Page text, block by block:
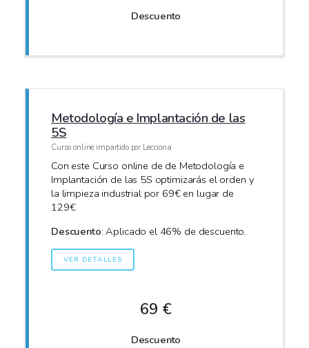
Descuento
Metodología e Implantación de las
5S
Curso online impartido por Lecciona
Con este Curso online de de Metodología e
Implantación de las 5S optimizarás el orden y
la limpieza industrial por 69€ en lugar de
129€
Descuento: Aplicado el 46% de descuento.
VER DETALLES
69 €
Descuento